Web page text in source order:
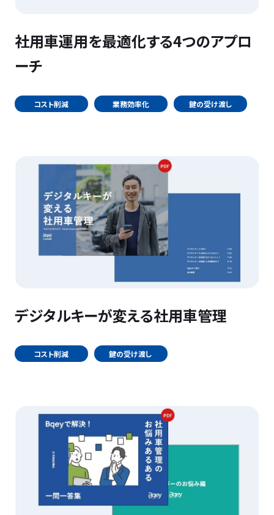
社用車運用を最適化する4つのアプロ
ーチ
コスト削減 業務効率化 鍵の受け渡し
デジタルキーが変える社用車管理
コスト削減 鍵の受け渡し